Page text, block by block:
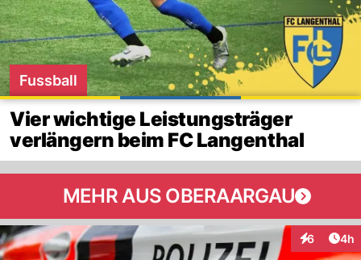
Fussball
Vier wichtige Leistungsträger
verlängern beim FC Langenthal
MEHR AUS OBERAARGAU
6 4h